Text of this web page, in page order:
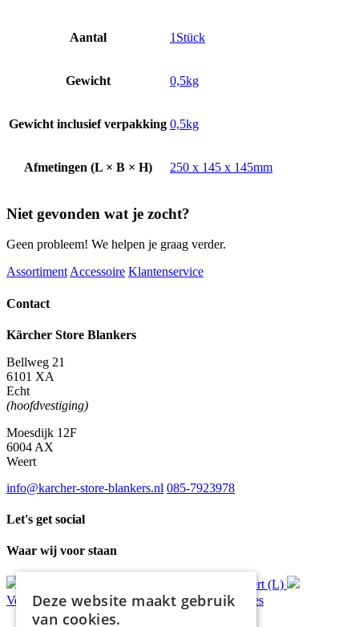
Aantal 1Stück
Gewicht 0,5kg
Gewicht inclusief verpakking 0,5kg
Afmetingen (L × B × H) 250 x 145 x 145mm
Niet gevonden wat je zocht?
Geen probleem! We helpen je graag verder.
Assortiment Accessoire Klantenservice
Contact
Kärcher Store Blankers
Bellweg 21
6101 XA
Echt
(hoofdvestiging)
Moesdijk 12F
6004 AX
Weert
info@karcher-store-blankers.nl 085-7923978
Let's get social
Waar wij voor staan
Ophalen in Echt of Weert (L)
Verzondenbinnen 48 uur* Persoonlijk advies
Deze website maakt gebruik
van cookies.